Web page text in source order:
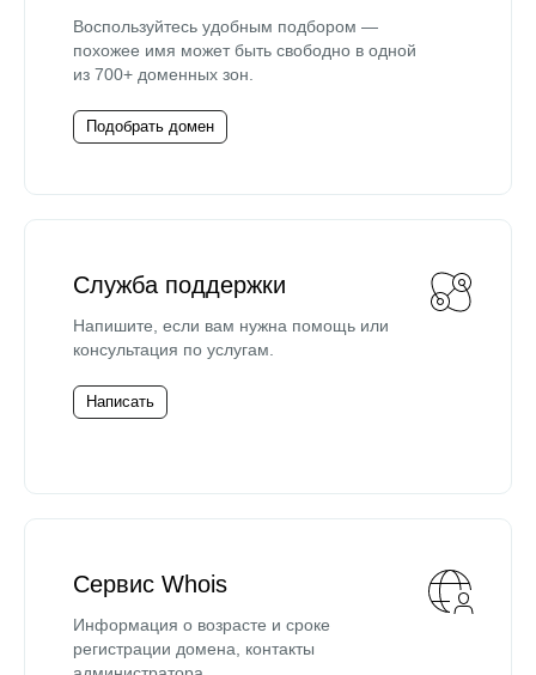
Воспользуйтесь удобным подбором —
похожее имя может быть свободно в одной
из 700+ доменных зон.
Подобрать домен
Служба поддержки
Напишите, если вам нужна помощь или
консультация по услугам.
Написать
Сервис Whois
Информация о возрасте и сроке
регистрации домена, контакты